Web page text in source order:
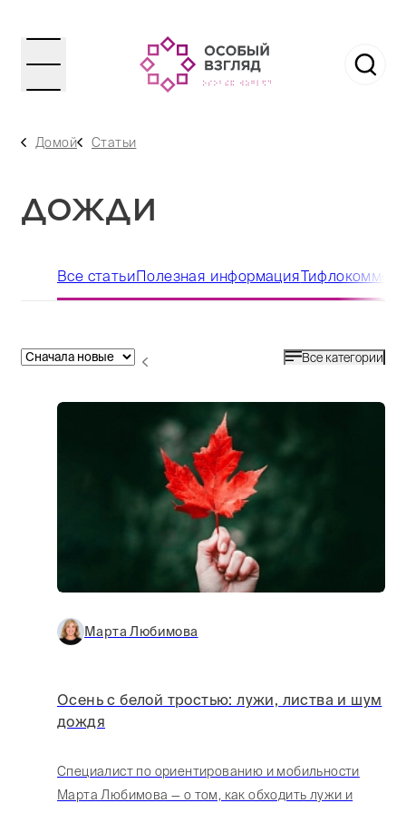
Домой Статьи
ДОЖДИ
Все статьиПолезная информация
Все категории
Марта Любимова
Осень с белой тростью: лужи, листва и шум
дождя
Специалист по ориентированию и мобильности
Марта Любимова — о том, как обходить лужи и